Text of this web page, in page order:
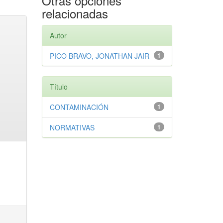
relacionadas
Autor
1
PICO BRAVO, JONATHAN JAIR
Título
1
CONTAMINACIÓN
1
NORMATIVAS